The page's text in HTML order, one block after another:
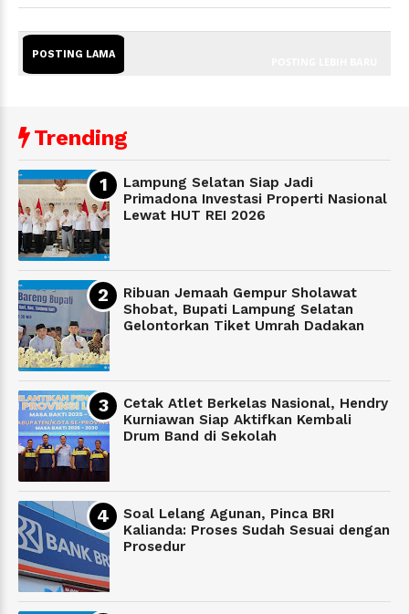
POSTING LAMA
Trending
Lampung Selatan Siap Jadi
Primadona Investasi Properti Nasional
Lewat HUT REI 2026
Ribuan Jemaah Gempur Sholawat
Shobat, Bupati Lampung Selatan
Gelontorkan Tiket Umrah Dadakan
Cetak Atlet Berkelas Nasional, Hendry
Kurniawan Siap Aktifkan Kembali
Drum Band di Sekolah
Soal Lelang Agunan, Pinca BRI
Kalianda: Proses Sudah Sesuai dengan
Prosedur